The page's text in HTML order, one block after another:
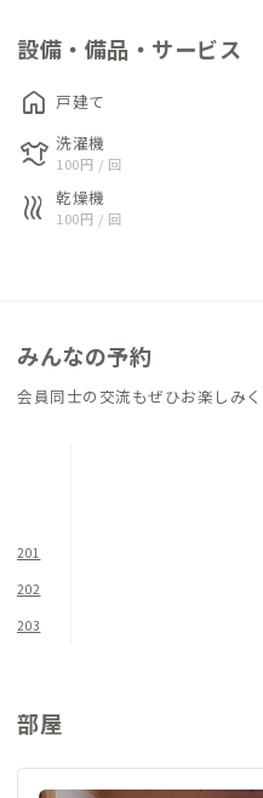
スペースのため複数人での料
すすめです。
浴室、WC、洗濯室などの水回
す。それぞれ1ヶ所のみのた
す。共用部とも階が分かれて
※1F和室はエアコン故障中の
設備・備品・サービス
home 戸建て
laundry 洗濯機
100円 / 回
heat 乾燥機
100円 / 回
みんなの予約
会員同士の交流もぜひお楽しみ
201
202
203
部屋